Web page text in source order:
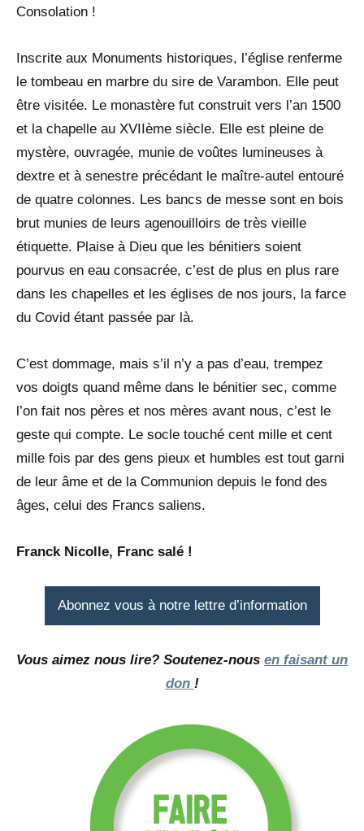
Consolation !
Inscrite aux Monuments historiques, l’église renferme
le tombeau en marbre du sire de Varambon. Elle peut
être visitée. Le monastère fut construit vers l’an 1500
et la chapelle au XVIIème siècle. Elle est pleine de
mystère, ouvragée, munie de voûtes lumineuses à
dextre et à senestre précédant le maître-autel entouré
de quatre colonnes. Les bancs de messe sont en bois
brut munies de leurs agenouilloirs de très vieille
étiquette. Plaise à Dieu que les bénitiers soient
pourvus en eau consacrée, c’est de plus en plus rare
dans les chapelles et les églises de nos jours, la farce
du Covid étant passée par là.
C’est dommage, mais s’il n’y a pas d’eau, trempez
vos doigts quand même dans le bénitier sec, comme
l’on fait nos pères et nos mères avant nous, c’est le
geste qui compte. Le socle touché cent mille et cent
mille fois par des gens pieux et humbles est tout garni
de leur âme et de la Communion depuis le fond des
âges, celui des Francs saliens.
Franck Nicolle, Franc salé !
Abonnez vous à notre lettre d’information
Vous aimez nous lire? Soutenez-nous en faisant un
don !